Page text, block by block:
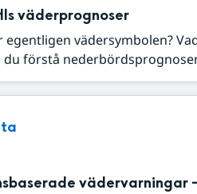
väderprognoser
egentligen vädersymbolen?
du förstå
vädervarningar